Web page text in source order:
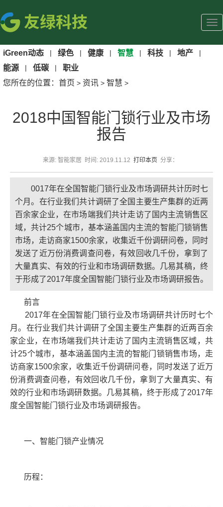
iGreen动态 | 绿色 | 健康 | 智慧 | 科技 | 地产 |
能源 | 低碳 |
职业
您所在的位置： 首页 > 资讯 > 智慧 >
2018中国智能门锁行业及市场
报告
来源: 智能家居 时间: 2019.11.12 打印本页 分享：
0017年在全国智能门锁行业及市场调研共计历时七
个月。在行业我们共计调研了全国主要生产集群的近两
百余家企业，在市场端我们共计走访了国内主流销售区
域，共计25个城市，基本涵盖国内主流的智能门锁销售
市场，走访商家1500余家，收集近千份调研问卷，同时
发送了近万份消费调查问卷，有效回收几千份，拿到了
大量真实、有效的行业和市场调研数据。几易其稿，终
于形成了2017年度全国智能门锁行业及市场调研报告。
前言
2017年在全国智能门锁行业及市场调研共计历时七个
月。在行业我们共计调研了全国主要生产集群的近两百余
家企业，在市场端我们共计走访了国内主流销售区域，共
计25个城市，基本涵盖国内主流的智能门锁销售市场，走
访商家1500余家，收集近千份调研问卷，同时发送了近万
份消费调查问卷，有效回收几千份，拿到了大量真实、有
效的行业和市场调研数据。几易其稿，终于形成了2017年
度全国智能门锁行业及市场调研报告。
一、智能门锁产业情况
历程：